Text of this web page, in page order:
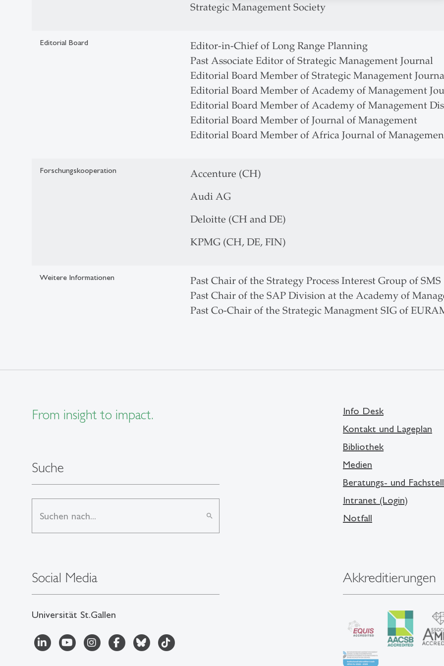
Strategic Management Society
Editorial Board
Editor-in-Chief of Long Range Planning
Past Associate Editor of Strategic Management Journal
Editorial Board Member of Strategic Management
Editorial Board Member of Academy of Management
Editorial Board Member of Academy of Management
Editorial Board Member of Journal of Management
Editorial Board Member of Africa Journal of
Forschungskooperation
Accenture (CH)
Audi AG
Deloitte (CH and DE)
KPMG (CH, DE, FIN)
Weitere Informationen
Past Chair of the Strategy Process Interest Group of SMS
Past Chair of the SAP Division at the Academy of
Past Co-Chair of the Strategic Managment SIG of
From insight to impact.
Suche
search
Social Media
Universität St.Gallen
Info Desk
Kontakt und Lageplan
Bibliothek
Medien
Beratungs- und
Intranet (Login)
Notfall
Akkreditierungen